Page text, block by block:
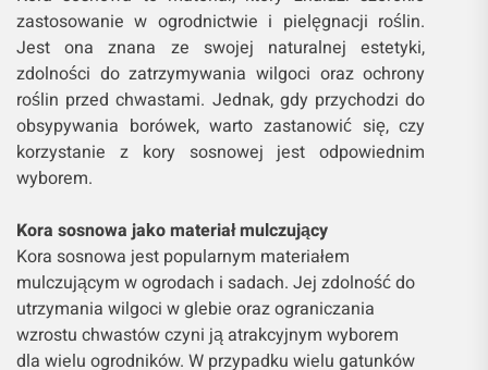
zastosowanie w ogrodnictwie i pielęgnacji roślin.
Jest ona znana ze swojej naturalnej estetyki,
zdolności do zatrzymywania wilgoci oraz ochrony
roślin przed chwastami. Jednak, gdy przychodzi do
obsypywania borówek, warto zastanowić się, czy
korzystanie z kory sosnowej jest odpowiednim
wyborem.
Kora sosnowa jako materiał mulczujący
Kora sosnowa jest popularnym materiałem
mulczującym w ogrodach i sadach. Jej zdolność do
utrzymania wilgoci w glebie oraz ograniczania
wzrostu chwastów czyni ją atrakcyjnym wyborem
dla wielu ogrodników. W przypadku wielu gatunków